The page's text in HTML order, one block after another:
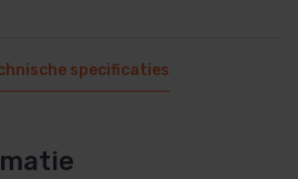
specificaties